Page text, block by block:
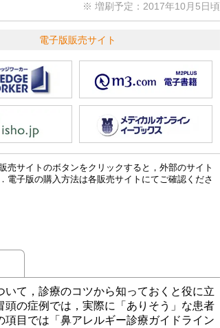
※ 増刷予定：2017年10月5日頃
電子版販売サイト
売サイトのボタンをクリックすると，外部のサイト
電子版の購入方法は各販売サイトにてご確認くださ
て，診療のコツから知っておくと役に立
の症例では，実際に「ありそう」な患者
目では「鼻アレルギー診療ガイドライン